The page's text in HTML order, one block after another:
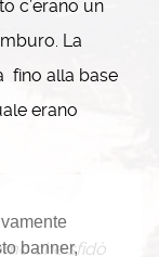
banner,
c’erano un
La
fino alla base
erano
che sfidò